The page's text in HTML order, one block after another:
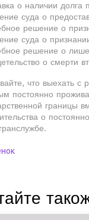
о наличии долга
суда о
решение о
суда о
решение о
о смерти
что выехать с
постоянно
границы
о